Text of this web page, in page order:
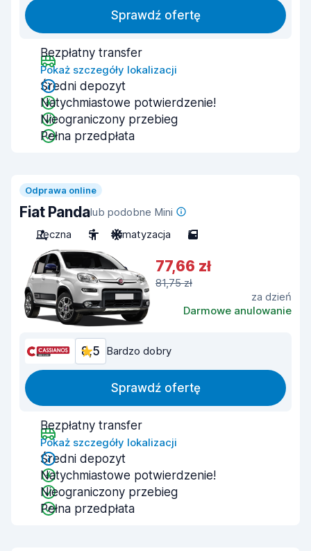
Sprawdź ofertę
Bezpłatny transfer
Pokaż szczegóły lokalizacji
Średni depozyt
Natychmiastowe potwierdzenie!
Nieograniczony przebieg
Pełna przedpłata
Odprawa online
Fiat Pandalub podobne Mini
Ręczna
5 Klimatyzacja 5
77,66 zł
81,75 zł
za dzień
Darmowe anulowanie
8,5 Bardzo dobry
Sprawdź ofertę
Bezpłatny transfer
Pokaż szczegóły lokalizacji
Średni depozyt
Natychmiastowe potwierdzenie!
Nieograniczony przebieg
Pełna przedpłata